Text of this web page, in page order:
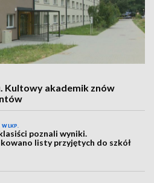
Kultowy akademik znów
WLKP.
poznali wyniki.
listy przyjętych do szkół